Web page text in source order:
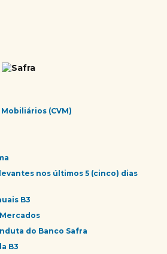
(CVM)
nos últimos 5 (cinco) dias
B3
do Banco Safra
B3